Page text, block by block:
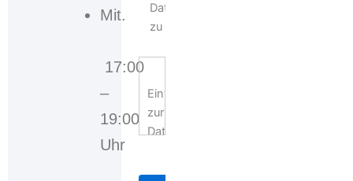
Mit.
17:00
–
19:00
Uhr
Datenschutzerklärung
zu
Einwilligungserklärung
zur
Datennutzung